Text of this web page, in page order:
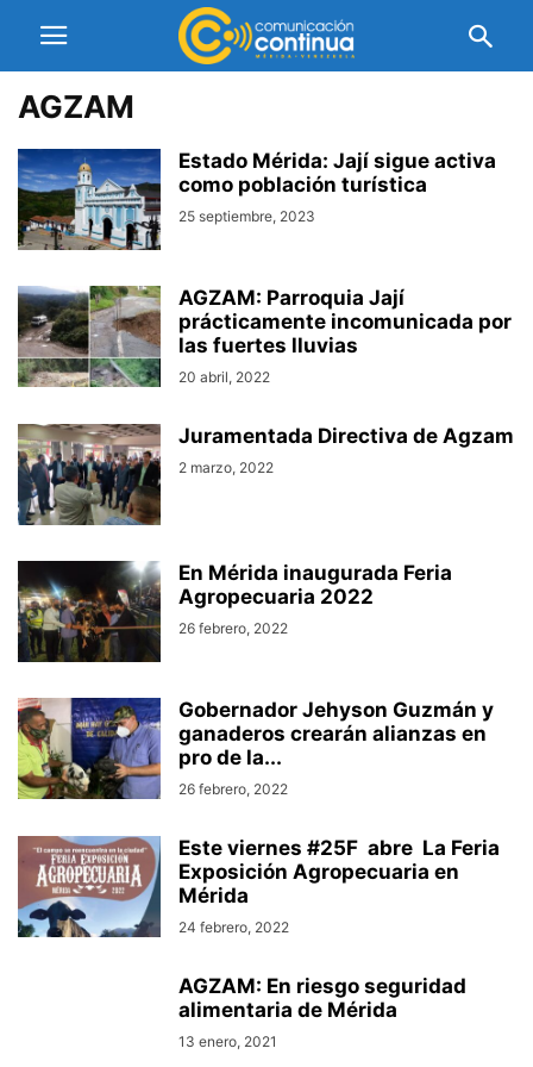
AGZAM
Estado Mérida: Jají sigue activa
como población turística
25 septiembre, 2023
AGZAM: Parroquia Jají
prácticamente incomunicada por
las fuertes lluvias
20 abril, 2022
Juramentada Directiva de Agzam
2 marzo, 2022
En Mérida inaugurada Feria
Agropecuaria 2022
26 febrero, 2022
Gobernador Jehyson Guzmán y
ganaderos crearán alianzas en
pro de la...
26 febrero, 2022
Este viernes #25F abre La Feria
Exposición Agropecuaria en
Mérida
24 febrero, 2022
AGZAM: En riesgo seguridad
alimentaria de Mérida
13 enero, 2021